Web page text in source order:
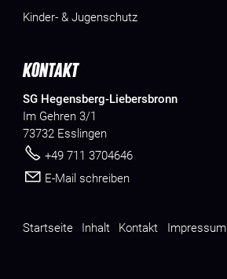
Kinder- & Jugenschutz
KONTAKT
SG Hegensberg-Liebersbronn
Im Gehren 3/1
73732 Esslingen
+49 711 3704646
E-Mail schreiben
Startseite Inhalt Kontakt Impressum